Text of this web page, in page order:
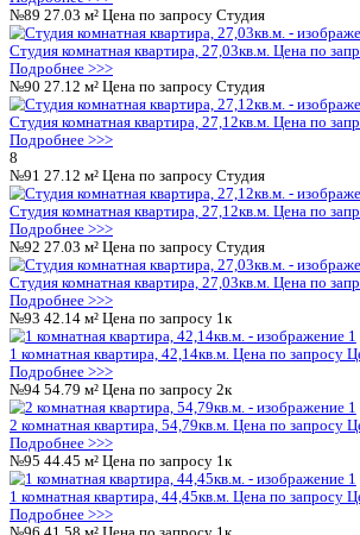
2 комнатная квартира, 54,79кв.м.
Подробнее >>>
№50 44.45 м² Цена по запросу 1к
1 комнатная квартира, 44,45кв.м. Цена по
Подробнее >>>
№51 41.58 м²
1 комнатная квартира, 41,58кв.м. Цена по
Подробнее >>>
№52 62.54 м²
2 комнатная квартира, 62,54кв.м. Цена по
Подробнее >>>
№53 21.10 м² Цена по запросу
Студия комнатная квартира, 21,1кв.м.
Подробнее >>>
№54 36.14 м² Цена по запросу Студия
Студия комнатная квартира, 36,14кв.м.
Подробнее >>>
№55 41.58 м² Цена по запросу 1к